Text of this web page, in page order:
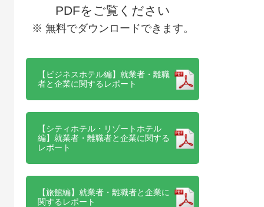
PDFをご覧ください
※ 無料でダウンロードできます。
【ビジネスホテル編】就業者・離職
者と企業に関するレポート
【シティホテル・リゾートホテル
編】就業者・離職者と企業に関する
レポート
【旅館編】就業者・離職者と企業に
関するレポート